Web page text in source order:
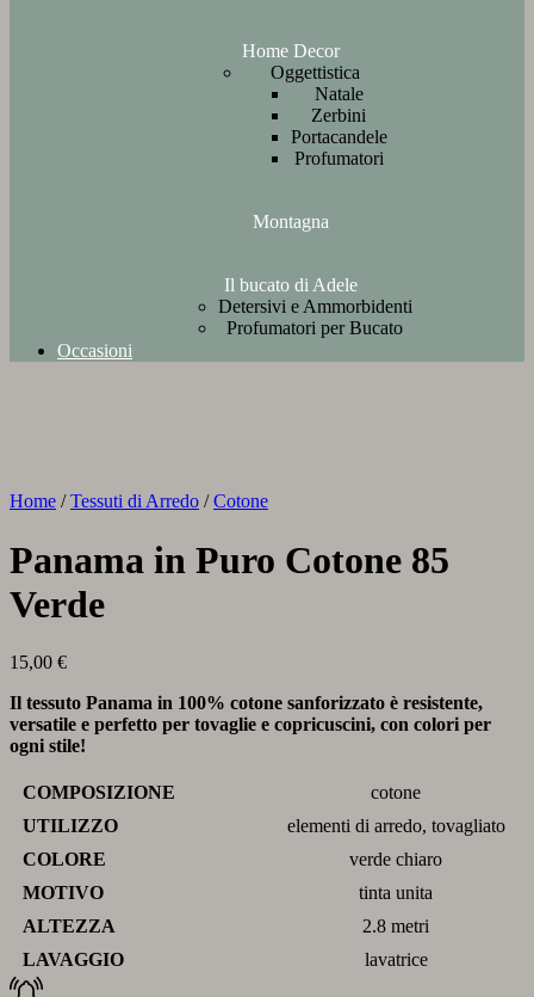
Home Decor
Oggettistica
Natale
Zerbini
Portacandele
Profumatori
Montagna
Il bucato di Adele
Detersivi e Ammorbidenti
Profumatori per Bucato
Occasioni
Home / Tessuti di Arredo / Cotone
Panama in Puro Cotone 85
Verde
15,00 €
Il tessuto Panama in 100% cotone sanforizzato è resistente,
versatile e perfetto per tovaglie e copricuscini, con colori per
ogni stile!
COMPOSIZIONE
cotone
UTILIZZO
elementi di arredo, tovagliato
COLORE
verde chiaro
MOTIVO
tinta unita
ALTEZZA
2.8 metri
LAVAGGIO
lavatrice